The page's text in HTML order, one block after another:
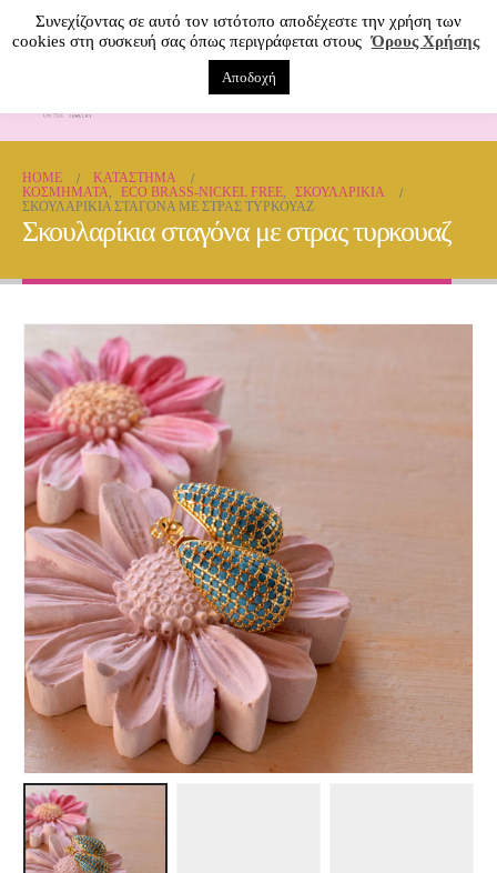
HOME
ΚΑΤΆΣΤΗΜΑ
ΚΟΣΜΗΜΑΤΑ, ECO BRASS-NICKEL FREE,
ΣΚΟΥΛΑΡΊΚΙΑ
ΣΚΟΥΛΑΡΊΚΙΑ ΣΤΑΓΌΝΑ ΜΕ ΣΤΡΑΣ ΤΥΡΚΟΥΑΖ
Σκουλαρίκια σταγόνα με στρας τυρκουαζ
Συνεχίζοντας σε αυτό τον ιστότοπο αποδέχεστε την χρήση των
cookies στη συσκευή σας όπως περιγράφεται στους Όρους Χρήσης
Αποδοχή